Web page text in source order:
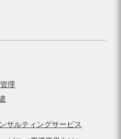
理
サルティングサービス